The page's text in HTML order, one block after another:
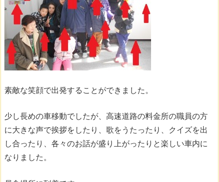
素敵な笑顔で出発することができました。
少し長めの車移動でしたが、高速道路の料金所の職員の方
に大きな声で挨拶をしたり、歌をうたったり、クイズを出
し合ったり、各々のお話が盛り上がったりと楽しい車内に
なりました。